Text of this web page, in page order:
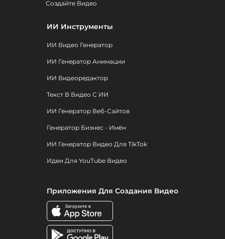
Создайте Видео
ИИ Инструменты
ИИ Видео Генератор
ИИ Генератор Анимации
ИИ Видеоредактор
Текст В Видео С ИИ
ИИ Генератор Веб-Сайтов
Генератор Бизнес - Имён
ИИ Генератор Видео Для TikTok
Идеи Для YouTube Видео
Приложения Для Создания Видео